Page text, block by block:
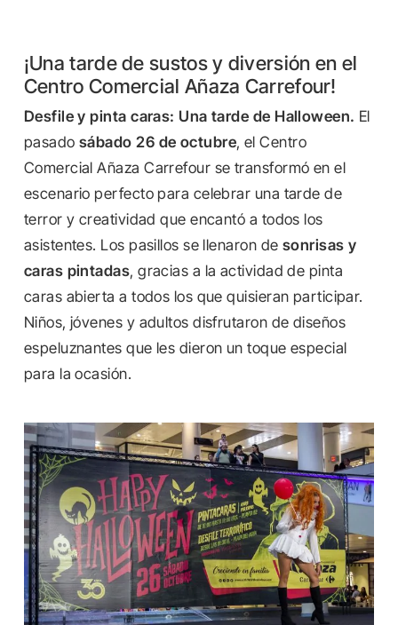
¡Una tarde de sustos y diversión en el
Centro Comercial Añaza Carrefour!
Desfile y pinta caras: Una tarde de Halloween. El
pasadosábado 26 de octubre, el Centro
Comercial Añaza Carrefour se transformó en el
escenario perfecto para celebrar una tarde de
terror y creatividad que encantó a todos los
asistentes. Los pasillos se llenaron de sonrisas y
caras pintadas, gracias a la actividad de pinta
caras abierta a todos los que quisieran participar.
Niños, jóvenes y adultos disfrutaron de diseños
espeluznantes que les dieron un toque especial
para la ocasión.